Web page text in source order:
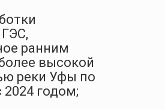
ранним
высокой
реки Уфы по
годом;